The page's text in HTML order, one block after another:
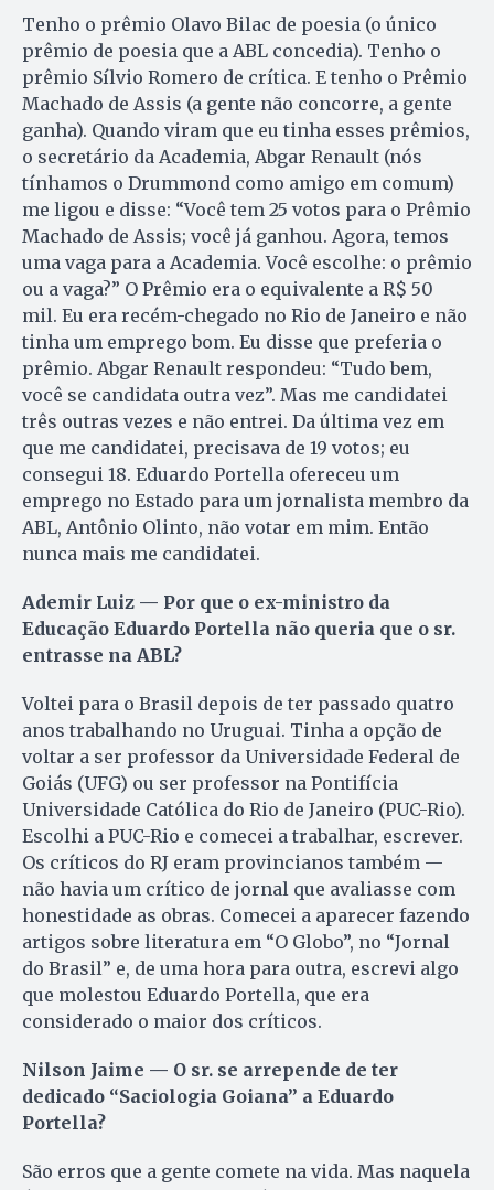
Tenho o prêmio Olavo Bilac de poesia (o único
prêmio de poesia que a ABL concedia). Tenho o
prêmio Sílvio Romero de crítica. E tenho o Prêmio
Machado de Assis (a gente não concorre, a gente
ganha). Quando viram que eu tinha esses prêmios,
o secretário da Academia, Abgar Renault (nós
tínhamos o Drummond como amigo em comum)
me ligou e disse: “Você tem 25 votos para o Prêmio
Machado de Assis; você já ganhou. Agora, temos
uma vaga para a Academia. Você escolhe: o prêmio
ou a vaga?” O Prêmio era o equivalente a R$ 50
mil. Eu era recém-chegado no Rio de Janeiro e não
tinha um emprego bom. Eu disse que preferia o
prêmio. Abgar Renault respondeu: “Tudo bem,
você se candidata outra vez”. Mas me candidatei
três outras vezes e não entrei. Da última vez em
que me candidatei, precisava de 19 votos; eu
consegui 18. Eduardo Portella ofereceu um
emprego no Estado para um jornalista membro da
ABL, Antônio Olinto, não votar em mim. Então
nunca mais me candidatei.
Ademir Luiz — Por que o ex-ministro da
Educação Eduardo Portella não queria que o sr.
entrasse na ABL?
Voltei para o Brasil depois de ter passado quatro
anos trabalhando no Uruguai. Tinha a opção de
voltar a ser professor da Universidade Federal de
Goiás (UFG) ou ser professor na Pontifícia
Universidade Católica do Rio de Janeiro (PUC-Rio).
Escolhi a PUC-Rio e comecei a trabalhar, escrever.
Os críticos do RJ eram provincianos também —
não havia um crítico de jornal que avaliasse com
honestidade as obras. Comecei a aparecer fazendo
artigos sobre literatura em “O Globo”, no “Jornal
do Brasil” e, de uma hora para outra, escrevi algo
que molestou Eduardo Portella, que era
considerado o maior dos críticos.
Nilson Jaime — O sr. se arrepende de ter
dedicado “Saciologia Goiana” a Eduardo
Portella?
São erros que a gente comete na vida. Mas naquela